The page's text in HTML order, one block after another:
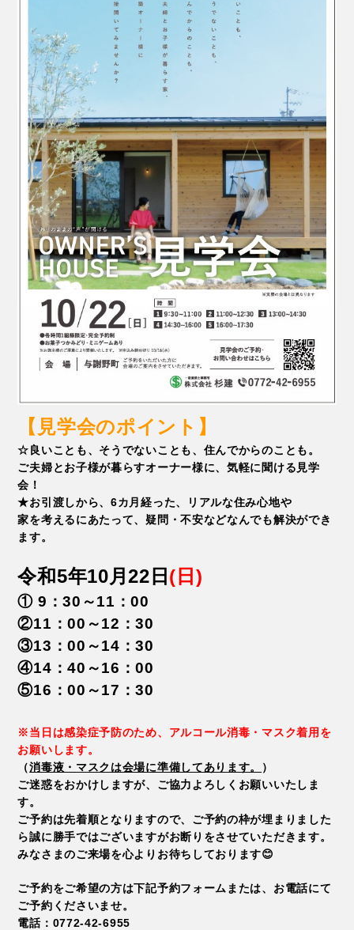
【見学会のポイント】
☆良いことも、そうでないことも、住んでからのことも。
ご夫婦とお子様が暮らすオーナー様に、気軽に聞ける見学
会！
★お引渡しから、6カ月経った、リアルな住み心地や
家を考えるにあたって、疑問・不安などなんでも解決ができ
ます。
令和5年10月22日 (日)
① 9：30～11：00
②11：00～12：30
③13：00～14：30
④14：40～16：00
⑤16：00～17：30
※当日は感染症予防のため、アルコール消毒・マスク着用を
お願いします。
（消毒液・マスクは会場に準備してあります。
）
ご迷惑をおかけしますが、ご協力よろしくお願いいたしま
す。
ご予約は先着順となりますので、ご予約の枠が埋まりました
ら誠に勝手ではございますがお断りをさせていただきます。
みなさまのご来場を心よりお待ちしております😊
ご予約をご希望の方は下記予約フォームまたは、お電話にて
ご予約くださいませ。
電話：0772-42-6955